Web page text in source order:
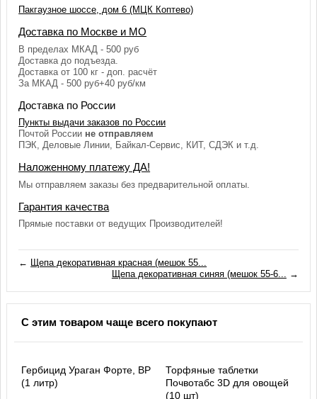
Пакгаузное шоссе, дом 6 (МЦК Коптево)
Доставка по Москве и МО
В пределах МКАД - 500 руб
Доставка до подъезда.
Доставка от 100 кг - доп. расчёт
За МКАД - 500 руб+40 руб/км
Доставка по России
Пункты выдачи заказов по России
Почтой России не отправляем
ПЭК, Деловые Линии, Байкал-Сервис, КИТ, СДЭК и т.д.
Наложенному платежу ДА!
Мы отправляем заказы без предварительной оплаты.
Гарантия качества
Прямые поставки от ведущих Производителей!
← Щепа декоративная красная (мешок 55...
Щепа декоративная синяя (мешок 55-6... →
С этим товаром чаще всего покупают
Гербицид Ураган Форте, ВР
(1 литр)
Торфяные таблетки
Почвотабс 3D для овощей
(10 шт)